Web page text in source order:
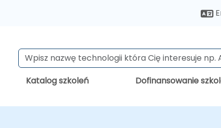
Katalog szkoleń Dofinansowanie